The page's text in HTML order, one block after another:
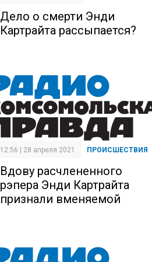
Дело о смерти Энди
Картрайта рассыпается?
12:56 | 28 апреля 2021 ПРОИСШЕСТВИЯ
Вдову расчлененного
рэпера Энди Картрайта
признали вменяемой